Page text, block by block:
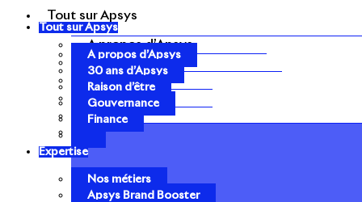
Tout sur Apsys
A propos d’Apsys
30 ans d’Apsys
Raison d’être
Gouvernance
Finance
Tout sur Apsys
A propos d’Apsys
30 ans d’Apsys
Raison d’être
Gouvernance
Finance
Expertise
Nos métiers
Apsys Brand Booster